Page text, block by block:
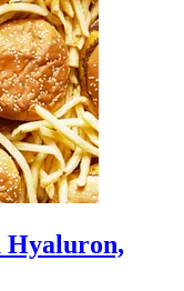
Hyaluron,